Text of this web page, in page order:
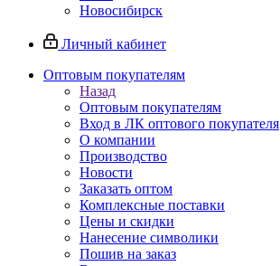
Новосибирск
Личный кабинет
Оптовым покупателям
Назад
Оптовым покупателям
Вход в ЛК оптового покупателя
О компании
Производство
Новости
Заказать оптом
Комплексные поставки
Цены и скидки
Нанесение символики
Пошив на заказ